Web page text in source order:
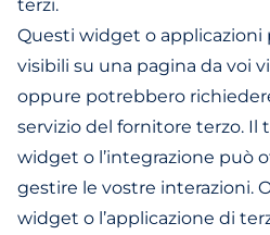
terzi.
Questi widget o applicazioni
visibili su una pagina da voi
oppure potrebbero
servizio del fornitore terzo. Il
widget o l’integrazione può
gestire le vostre interazioni.
widget o l’applicazione di